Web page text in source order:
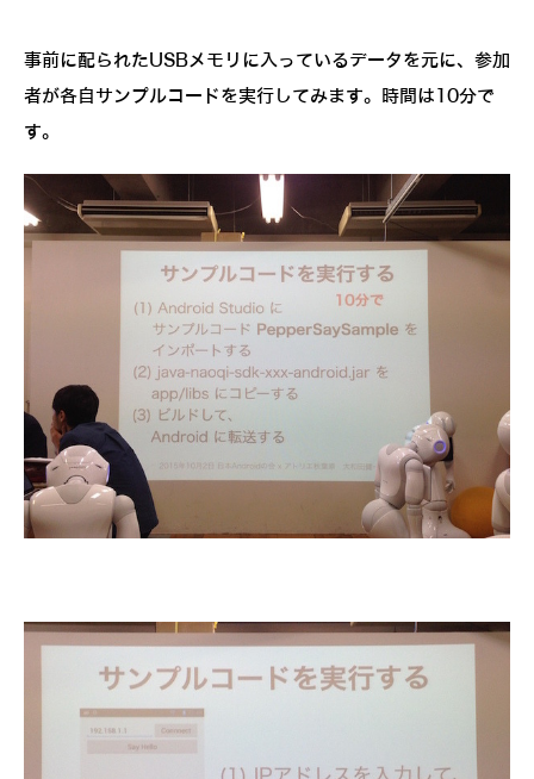
事前に配られたUSBメモリに入っているデータを元に、参加
者が各自サンプルコードを実行してみます。時間は10分で
す。